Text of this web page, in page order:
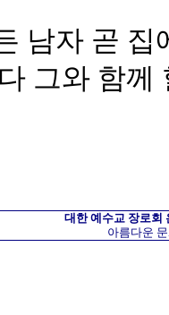
남자 곧
그와 함께
대한 예수교 장로회
아름다운